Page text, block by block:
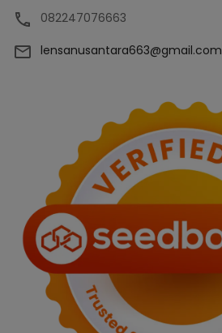
082247076663
lensanusantara663@gmail.com